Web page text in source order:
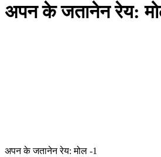
अपन के जतानेन रेय:
अपन के जतानेन रेय: मोल -1